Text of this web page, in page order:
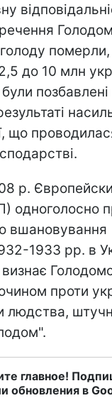
померли,
до 10 млн
що
р.
одноголосно
вшановування
1933 рр. в
проти
людства,
главное!
обновления в